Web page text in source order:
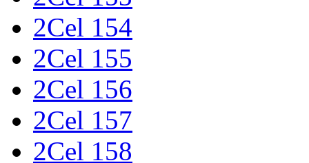
2Cel 154
2Cel 155
2Cel 156
2Cel 157
2Cel 158